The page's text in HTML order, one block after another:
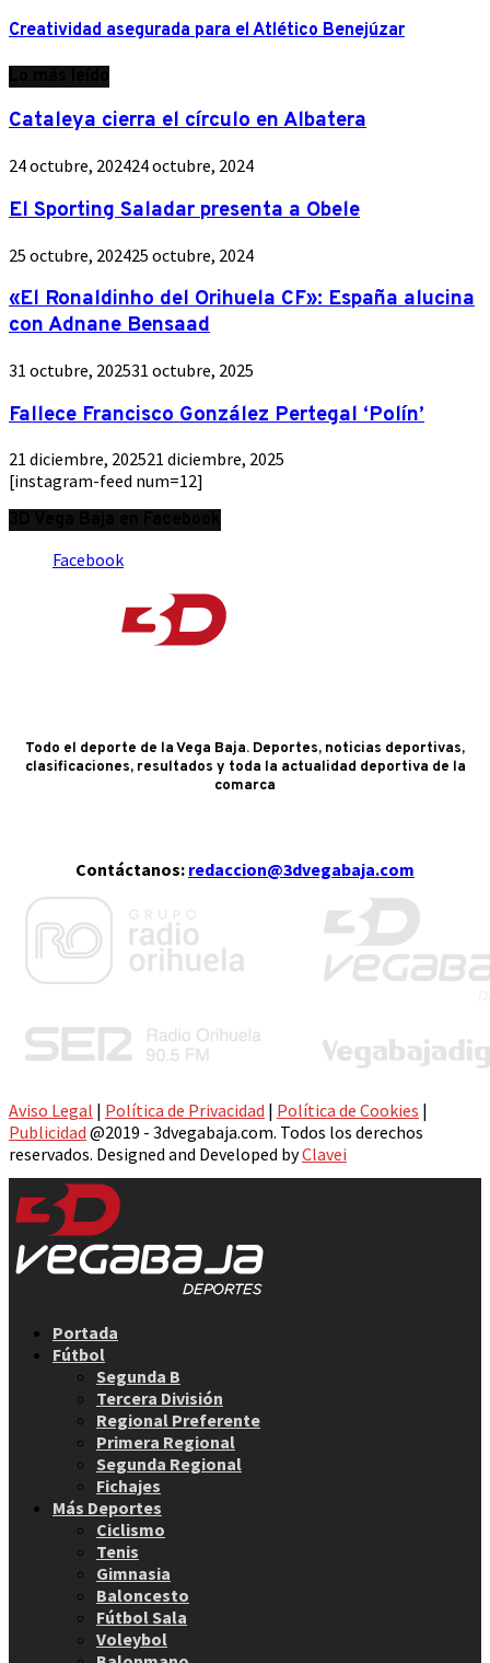
Creatividad asegurada para el Atlético Benejúzar
Cataleya cierra el círculo en Albatera
24 octubre, 202424 octubre, 2024
El Sporting Saladar presenta a Obele
25 octubre, 202425 octubre, 2024
«El Ronaldinho del Orihuela CF»: España alucina
con Adnane Bensaad
31 octubre, 202531 octubre, 2025
Fallece Francisco González Pertegal ‘Polín’
21 diciembre, 202521 diciembre, 2025
[instagram-feed num=12]
Facebook
Todo el deporte de la Vega Baja. Deportes, noticias deportivas,
clasificaciones, resultados y toda la actualidad deportiva de la
comarca
Contáctanos: redaccion@3dvegabaja.com
Aviso Legal | Política de Privacidad | Política de Cookies |
Publicidad @2019 - 3dvegabaja.com. Todos los derechos
reservados. Designed and Developed byClavei
Portada
Fútbol
Segunda B
Tercera División
Regional Preferente
Primera Regional
Segunda Regional
Fichajes
Más Deportes
Ciclismo
Tenis
Gimnasia
Baloncesto
Fútbol Sala
Voleybol